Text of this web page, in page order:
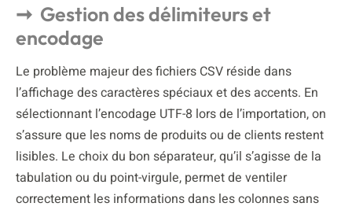
Gestion des délimiteurs et
encodage
Le problème majeur des fichiers CSV réside dans
l’affichage des caractères spéciaux et des accents. En
sélectionnant l’encodage UTF-8 lors de l’importation, on
s’assure que les noms de produits ou de clients restent
lisibles. Le choix du bon séparateur, qu’il s’agisse de la
tabulation ou du point-virgule, permet de ventiler
correctement les informations dans les colonnes sans